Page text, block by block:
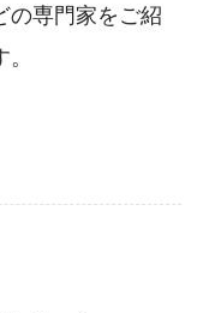
の専門家をご紹